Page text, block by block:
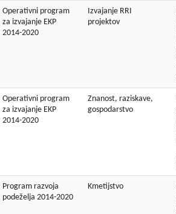
Operativni program
za izvajanje EKP
2014-2020
Izvajanje RRI
projektov
Operativni program
za izvajanje EKP
2014-2020
Znanost, raziskave,
gospodarstvo
Program razvoja
podeželja 2014-2020
Kmetijstvo